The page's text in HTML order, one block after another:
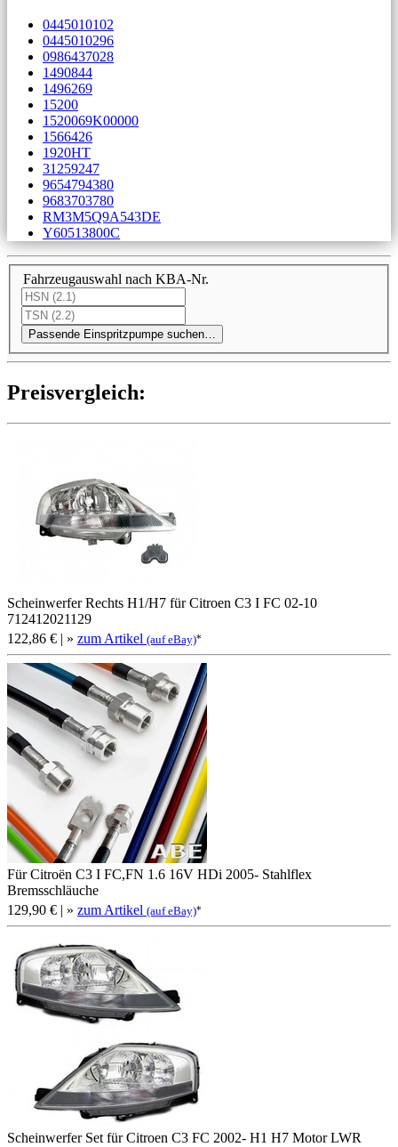
0445010102
0445010296
0986437028
1490844
1496269
15200
1520069K00000
1566426
1920HT
31259247
9654794380
9683703780
RM3M5Q9A543DE
Y60513800C
Fahrzeugauswahl nach KBA-Nr.
Passende Einspritzpumpe suchen…
Preis­ver­gleich:
Scheinwerfer Rechts H1/H7 für Citroen C3 I FC 02-10
712412021129
122,86 € | » zum Artikel (auf eBay)*
Für Citroën C3 I FC,FN 1.6 16V HDi 2005- Stahlflex
Bremsschläuche
129,90 € | » zum Artikel (auf eBay)*
Scheinwerfer Set für Citroen C3 FC 2002- H1 H7 Motor LWR